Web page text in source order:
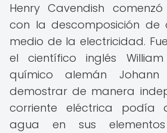
Henry Cavendish
con la descomposición de
medio de la electricidad.
el científico inglés
químico alemán Johann
demostrar de manera
corriente eléctrica podía
agua en sus elementos